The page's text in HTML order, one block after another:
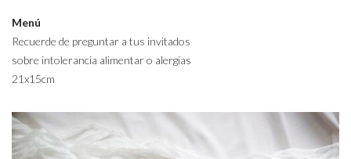
Menú
Recuerde de preguntar a tus invitados
sobre intolerancia alimentar o alergias
21x15cm